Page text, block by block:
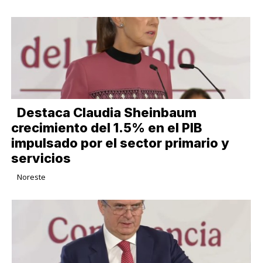
Destaca Claudia Sheinbaum
crecimiento del 1.5% en el PIB
impulsado por el sector primario y
servicios
Noreste